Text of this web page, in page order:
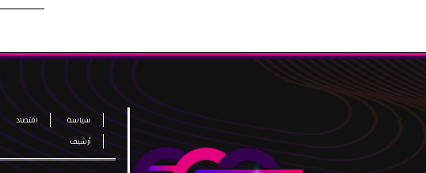
سياسة اقتصاد
أرشيف